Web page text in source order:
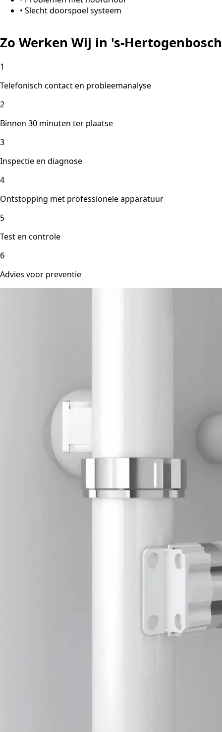
• Slecht doorspoel systeem
Zo Werken Wij in 's-Hertogenbosch
1
Telefonisch contact en probleemanalyse
2
Binnen 30 minuten ter plaatse
3
Inspectie en diagnose
4
Ontstopping met professionele apparatuur
5
Test en controle
6
Advies voor preventie